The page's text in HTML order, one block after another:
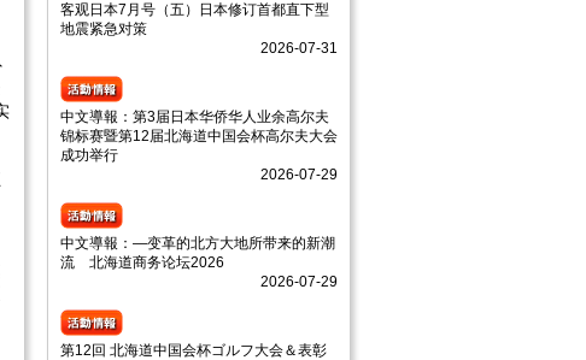
客观日本7月号（五）日本修订首都直下型
地震紧急对策
2026-07-31
中文導報：第3届日本华侨华人业余高尔夫
锦标赛暨第12届北海道中国会杯高尔夫大会
成功举行
2026-07-29
中文導報：—变革的北方大地所带来的新潮
流 北海道商务论坛2026
2026-07-29
第12回 北海道中国会杯ゴルフ大会＆表彰